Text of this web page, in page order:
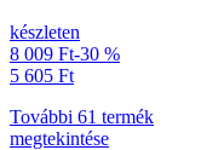
készleten
8 009 Ft-30 %
5 605 Ft
További 61 termék
megtekintése